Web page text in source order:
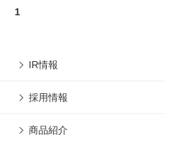
1
IR情報
採用情報
商品紹介